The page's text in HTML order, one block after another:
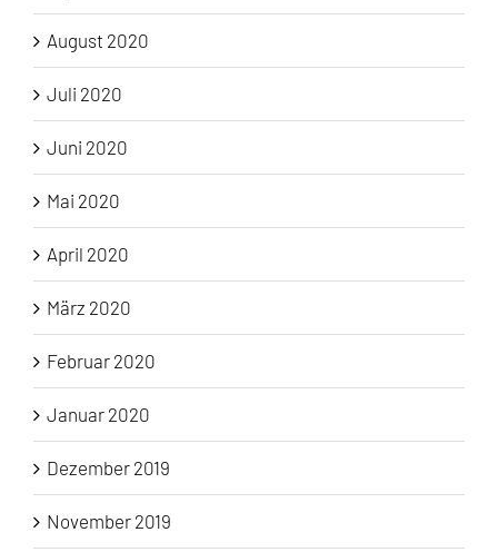
August 2020
Juli 2020
Juni 2020
Mai 2020
April 2020
März 2020
Februar 2020
Januar 2020
Dezember 2019
November 2019